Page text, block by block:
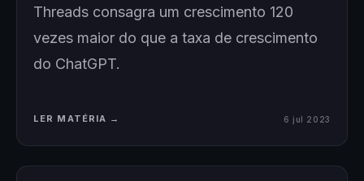
Threads consagra um crescimento 120
vezes maior do que a taxa de crescimento
do ChatGPT.
LER MATÉRIA → 6 jul 2023